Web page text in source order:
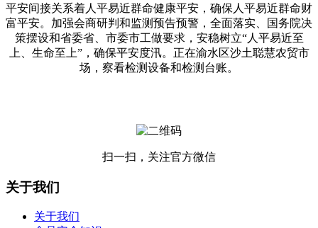
平安间接关系着人平易近群命健康平安，确保人平易近群命财
富平安。加强会商研判和监测预告预警，全面落实、国务院决
策摆设和省委省、市委市工做要求，安稳树立“人平易近至
上、生命至上”，确保平安度汛。正在渝水区沙土聪慧农贸市
场，察看检测设备和检测台账。
扫一扫，关注官方微信
关于我们
关于我们